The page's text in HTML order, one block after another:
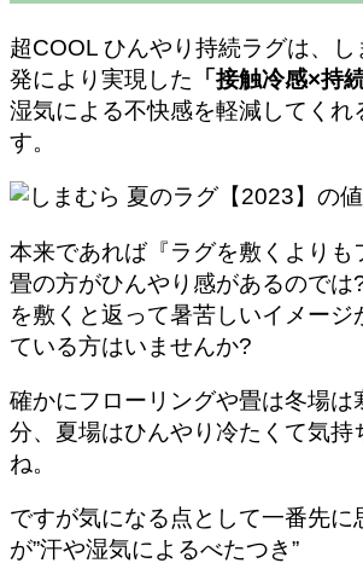
超COOL ひんやり持続ラグは、し
発により実現した 「接触冷感×持
湿気による不快感を軽減してくれ
す。
本来であれば『ラグを敷くよりも
畳の方がひんやり感があるのでは
を敷くと返って暑苦しいイメージ
ている方はいませんか?
確かにフローリングや畳は冬場は
分、夏場はひんやり冷たくて気持
ね。
ですが気になる点として一番先に
が”汗や湿気によるべたつき”